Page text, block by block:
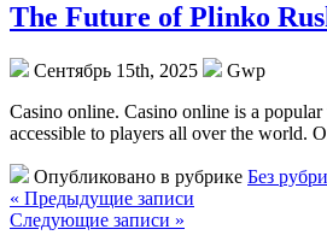
The Future of Plinko
Сентябрь 15th, 2025
Gwp
Casino online. Casino online is a
accessible to players all over the world.
Опубликовано в рубрике Без
« Предыдущие записи
Следующие записи »